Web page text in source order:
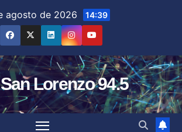
agosto de 2026 14:39
Lorenzo 94.5